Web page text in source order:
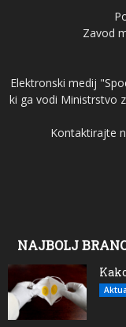
Zavod
Elektronski medij
ki ga vodi Ministrstvo
Kontaktirajte
NAJBOLJ